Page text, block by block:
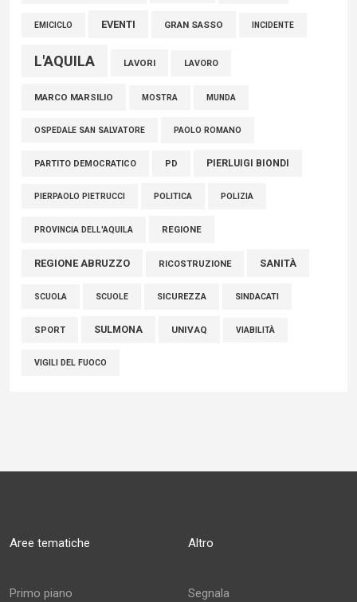
EMICICLO EVENTI GRAN SASSO INCIDENTE
L'AQUILA LAVORI LAVORO
MARCO MARSILIO MOSTRA MUNDA
OSPEDALE SAN SALVATORE PAOLO ROMANO
PARTITO DEMOCRATICO PD PIERLUIGI BIONDI
PIERPAOLO PIETRUCCI POLITICA POLIZIA
PROVINCIA DELL'AQUILA REGIONE
REGIONE ABRUZZO RICOSTRUZIONE SANITÀ
SCUOLA SCUOLE SICUREZZA SINDACATI
SPORT SULMONA UNIVAQ VIABILITÀ
VIGILI DEL FUOCO
Aree tematiche
Primo piano
Altro
Segnala